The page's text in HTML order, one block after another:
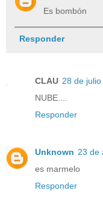
Es bombón
Responder
CLAU 28 de
NUBE....
Responder
Unknown 23 de
es marmelo
Responder